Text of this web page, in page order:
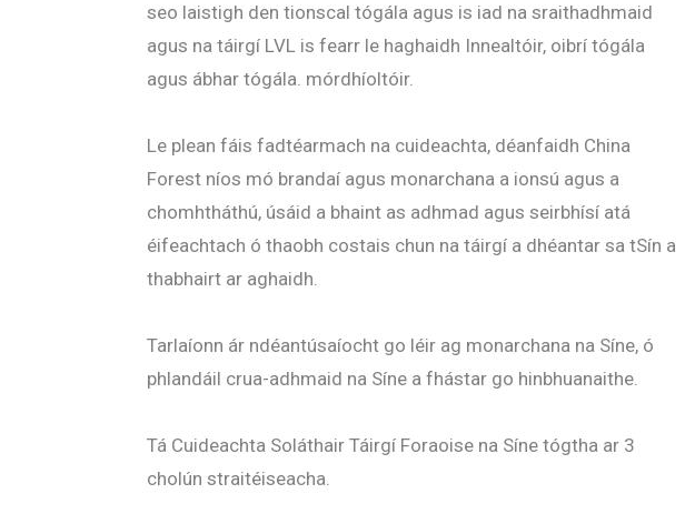
seo laistigh den tionscal tógála agus is iad na sraithadhmaid
agus na táirgí LVL is fearr le haghaidh Innealtóir, oibrí tógála
agus ábhar tógála. mórdhíoltóir.
Le plean fáis fadtéarmach na cuideachta, déanfaidh China
Forest níos mó brandaí agus monarchana a ionsú agus a
chomhtháthú, úsáid a bhaint as adhmad agus seirbhísí atá
éifeachtach ó thaobh costais chun na táirgí a dhéantar sa tSín a
thabhairt ar aghaidh.
Tarlaíonn ár ndéantúsaíocht go léir ag monarchana na Síne, ó
phlandáil crua-adhmaid na Síne a fhástar go hinbhuanaithe.
Tá Cuideachta Soláthair Táirgí Foraoise na Síne tógtha ar 3
cholún straitéiseacha.